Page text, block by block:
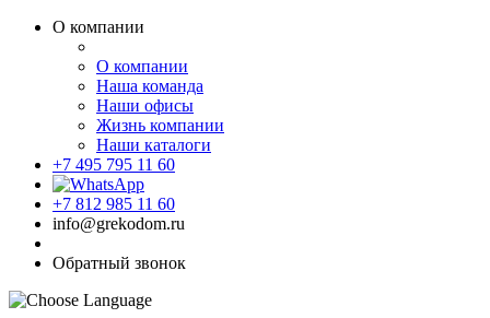
О компании
О компании
Наша команда
Наши офисы
Жизнь компании
Наши каталоги
+7 495 795 11 60
+7 812 985 11 60
info@grekodom.ru
Обратный звонок